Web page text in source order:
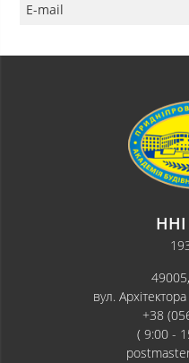
E-mail
вул.
+38
( 9:00 -